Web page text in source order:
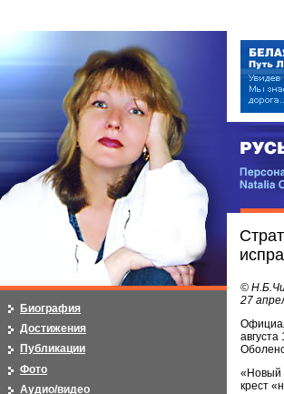
РУСЬ
©
27
«Новый
крест
Биография
Достижения
Публикации
Фото
Аудио/видео